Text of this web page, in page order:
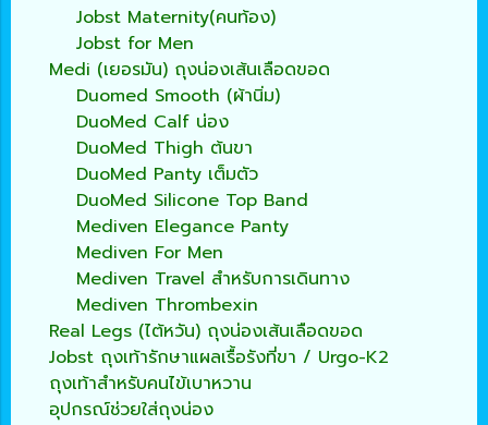
Jobst Maternity(คนท้อง)
Jobst for Men
Medi (เยอรมัน) ถุงน่องเส้นเลือดขอด
Duomed Smooth (ผ้านิ่ม)
DuoMed Calf น่อง
DuoMed Thigh ต้นขา
DuoMed Panty เต็มตัว
DuoMed Silicone Top Band
Mediven Elegance Panty
Mediven For Men
Mediven Travel สำหรับการเดินทาง
Mediven Thrombexin
Real Legs (ไต้หวัน) ถุงน่องเส้นเลือดขอด
Jobst ถุงเท้ารักษาแผลเรื้อรังที่ขา / Urgo-K2
ถุงเท้าสำหรับคนไข้เบาหวาน
อุปกรณ์ช่วยใส่ถุงน่อง